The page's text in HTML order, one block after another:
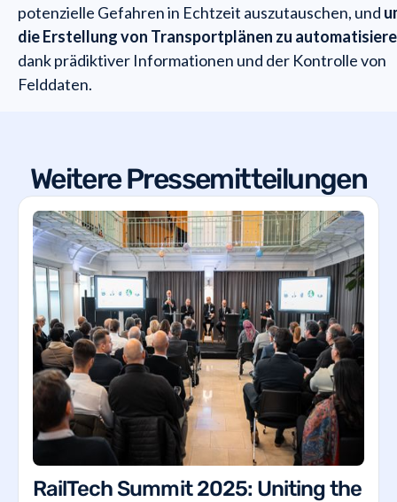
potenzielle Gefahren in Echtzeit auszutauschen, und
die Erstellung von Transportplänen zu
dank prädiktiver Informationen und der Kontrolle von
Felddaten.
Weitere Pressemitteilungen
RailTech Summit 2025: Uniting the